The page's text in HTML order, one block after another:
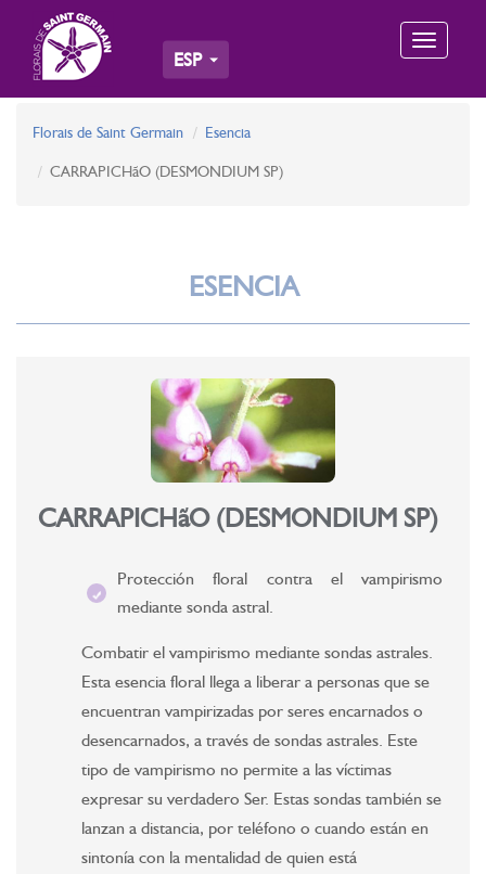
Toggle
ESP
Florais de Saint Germain Esencia
CARRAPICHãO (DESMONDIUM SP)
ESENCIA
CARRAPICHãO (DESMONDIUM SP)
Protección floral contra el vampirismo
mediante sonda astral.
Combatir el vampirismo mediante sondas astrales.
Esta esencia floral llega a liberar a personas que se
encuentran vampirizadas por seres encarnados o
desencarnados, a través de sondas astrales. Este
tipo de vampirismo no permite a las víctimas
expresar su verdadero Ser. Estas sondas también se
lanzan a distancia, por teléfono o cuando están en
sintonía con la mentalidad de quien está